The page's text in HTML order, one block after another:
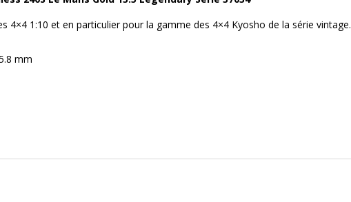
4×4 1:10 et en particulier pour la gamme des 4×4 Kyosho de la série vintage.
mm